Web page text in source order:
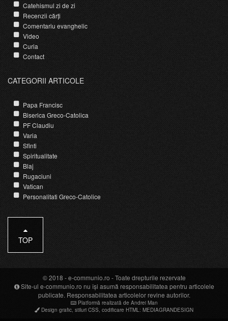
Catehismul zi de zi
Recenzii cărți
Comentariu evanghelic
Video
Curia
Contact
CATEGORII ARTICOLE
Papa Francisc
Biserica Greco-Catolica
PF Claudiu
Varia
Sfinti
Spiritualitate
Blaj
Rugaciuni
Vatican
Personalitati Greco-Catolice
TOP
© 2018 -e-communio.ro - Toate drepturile rezervate
Site-ul e-communio.ro nu își asumă responsabilitatea pentru articolele
publicate. Responsabilitatea articolelor revine autorilor.
Platformă realizată de Andrei Man
Design grafic stiluri CSS codificare HTML : MEDIAGRANDESIGN